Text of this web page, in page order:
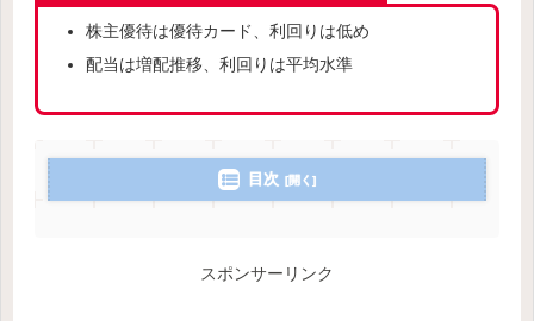
株主優待は優待カード、利回りは低め
配当は増配推移、利回りは平均水準
目次
スポンサーリンク